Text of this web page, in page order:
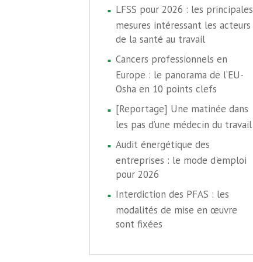
LFSS pour 2026 : les principales
mesures intéressant les acteurs
de la santé au travail
Cancers professionnels en
Europe : le panorama de l’EU-
Osha en 10 points clefs
[Reportage] Une matinée dans
les pas d’une médecin du travail
Audit énergétique des
entreprises : le mode d'emploi
pour 2026
Interdiction des PFAS : les
modalités de mise en œuvre
sont fixées